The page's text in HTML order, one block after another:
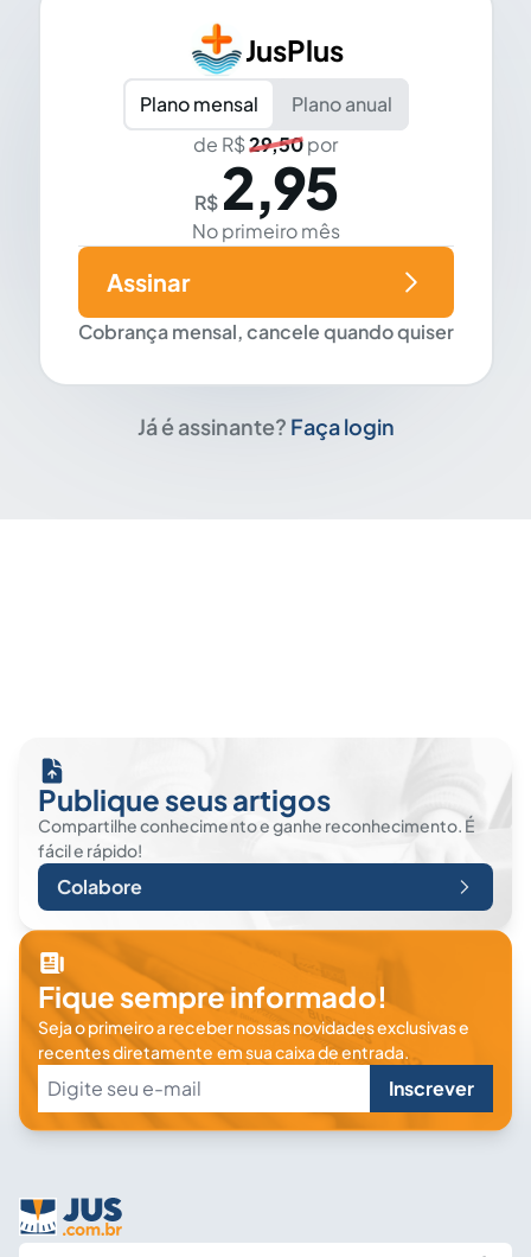
JusPlus
Plano mensal
Plano anual
de R$29,50por
R$ 2,95
No primeiro mês
Cobrança mensal, cancele quando quiser
Assinar
Já é assinante? Faça login
Publique seus artigos
Compartilhe conhecimento e ganhe reconhecimento. É
fácil e rápido!
Colabore
Fique sempre informado!
Seja o primeiro a receber nossas novidades exclusivas e
recentes diretamente em sua caixa de entrada.
Inscrever